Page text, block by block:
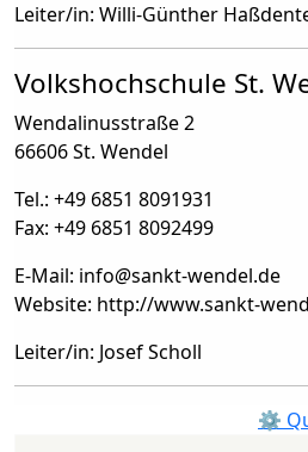
Leiter/in: Willi-Günther
Volkshochschule St.
Wendalinusstraße 2
66606 St. Wendel
Tel.: +49 6851 8091931
Fax: +49 6851 8092499
E-Mail: info@sankt-wendel.de
Website: http://www.sankt-
Leiter/in: Josef Scholl
⚙